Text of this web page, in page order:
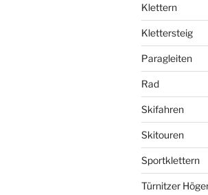
Klettern
Klettersteig
Paragleiten
Rad
Skifahren
Skitouren
Sportklettern
Türnitzer